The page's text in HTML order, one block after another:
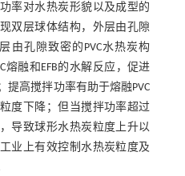
率对水热炭形貌以及成型的
双层球体结构，外层由孔隙
由孔隙致密的PVC水热炭构
熔融和EFB的水解反应，促进
提高搅拌功率有助于熔融PVC
度下降；但当搅拌功率超过
导致球形水热炭粒度上升以
业上有效控制水热炭粒度及